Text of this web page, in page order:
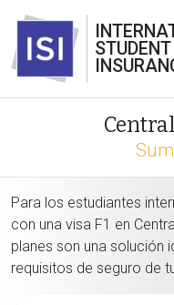
STUDENT
Para los estudiantes
con una visa F1 en
planes son una solución
requisitos de seguro de